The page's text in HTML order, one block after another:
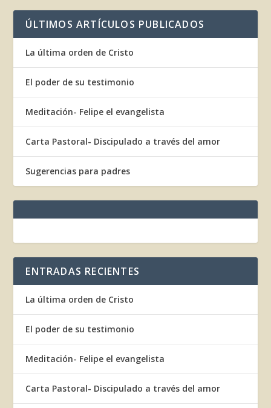
ÚLTIMOS ARTÍCULOS PUBLICADOS
La última orden de Cristo
El poder de su testimonio
Meditación- Felipe el evangelista
Carta Pastoral- Discipulado a través del amor
Sugerencias para padres
ENTRADAS RECIENTES
La última orden de Cristo
El poder de su testimonio
Meditación- Felipe el evangelista
Carta Pastoral- Discipulado a través del amor